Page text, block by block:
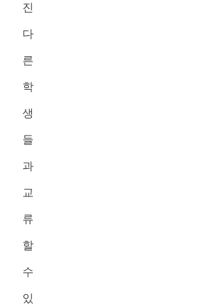
진
다
른
학
생
들
과
교
류
할
수
있